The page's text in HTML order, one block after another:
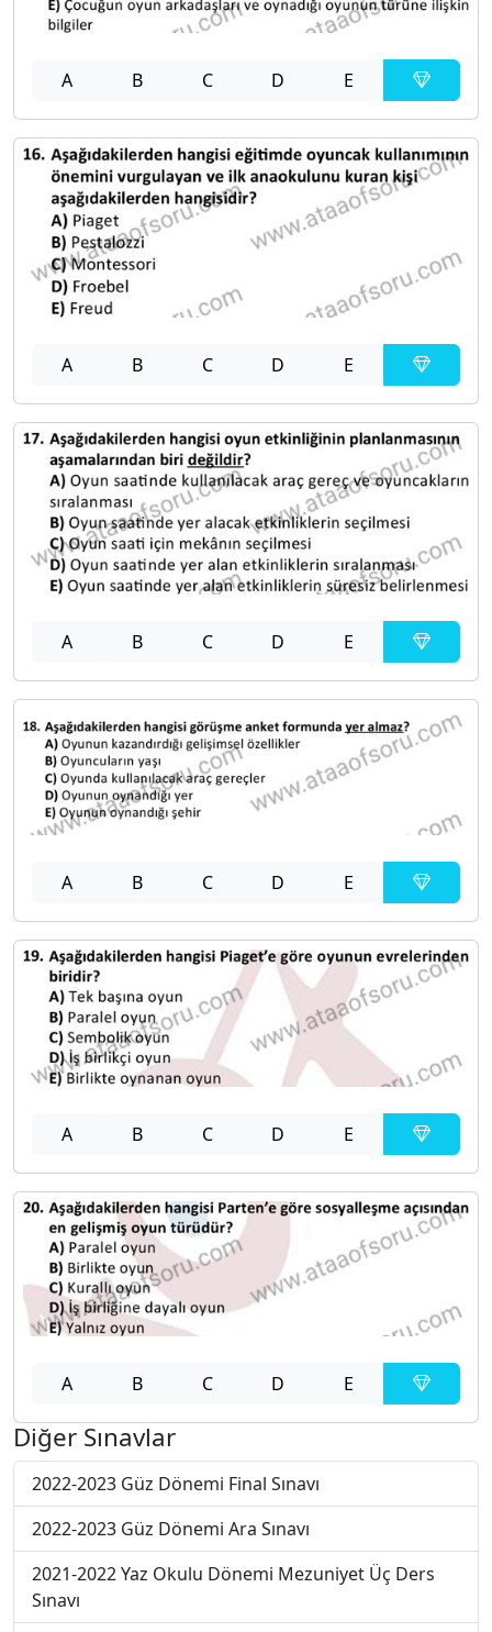
A B C D E
A B C D E
A B C D E
A B C D E
A B C D E
A B C D E
Diğer Sınavlar
2022-2023 Güz Dönemi Final Sınavı
2022-2023 Güz Dönemi Ara Sınavı
2021-2022 Yaz Okulu Dönemi Mezuniyet Üç Ders
Sınavı